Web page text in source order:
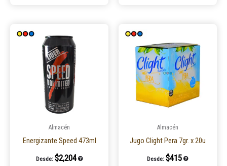
Almacén
Energizante Speed 473ml
Desde: $2,204
elegir
Almacén
Jugo Clight Pera 7gr. x 20u
Desde: $415